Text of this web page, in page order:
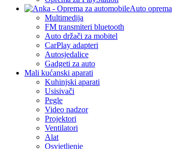
Auto oprema
Multimedija
FM transmiteri bluetooth
Auto držači za mobitel
CarPlay adapteri
Autosjedalice
Gadgeti za auto
Mali kućanski aparati
Kuhinjski aparati
Usisivači
Pegle
Video nadzor
Projektori
Ventilatori
Alat
Osvjetljenje